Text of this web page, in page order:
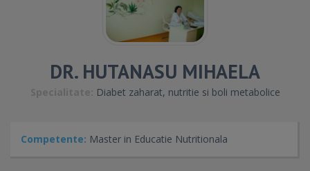
DR. HUTANASU MIHAELA
Diabet zaharat, nutritie si boli metabolice
Competente: Master in Educatie Nutritionala